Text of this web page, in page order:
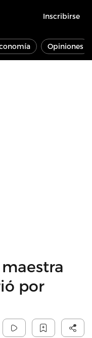
Inscribirse
Opiniones
por